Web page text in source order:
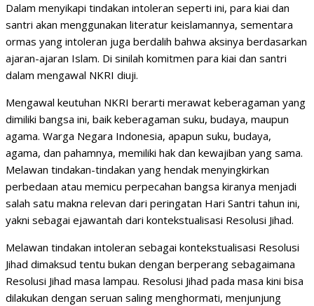
Dalam menyikapi tindakan intoleran seperti ini, para kiai dan
santri akan menggunakan literatur keislamannya, sementara
ormas yang intoleran juga berdalih bahwa aksinya berdasarkan
ajaran-ajaran Islam. Di sinilah komitmen para kiai dan santri
dalam mengawal NKRI diuji.
Mengawal keutuhan NKRI berarti merawat keberagaman yang
dimiliki bangsa ini, baik keberagaman suku, budaya, maupun
agama. Warga Negara Indonesia, apapun suku, budaya,
agama, dan pahamnya, memiliki hak dan kewajiban yang sama.
Melawan tindakan-tindakan yang hendak menyingkirkan
perbedaan atau memicu perpecahan bangsa kiranya menjadi
salah satu makna relevan dari peringatan Hari Santri tahun ini,
yakni sebagai ejawantah dari kontekstualisasi Resolusi Jihad.
Melawan tindakan intoleran sebagai kontekstualisasi Resolusi
Jihad dimaksud tentu bukan dengan berperang sebagaimana
Resolusi Jihad masa lampau. Resolusi Jihad pada masa kini bisa
dilakukan dengan seruan saling menghormati, menjunjung